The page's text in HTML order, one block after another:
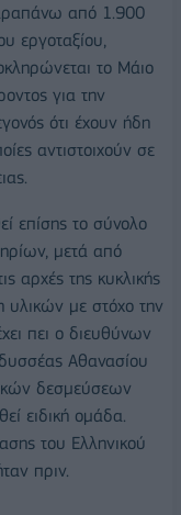
από 1.900
εργοταξίου,
το Μάιο
για την
ότι έχουν ήδη
αντιστοιχούν σε
επίσης το σύνολο
μετά από
αρχές της κυκλικής
υλικών με στόχο την
πει ο διευθύνων
Αθανασίου
δεσμεύσεων
ειδική ομάδα.
του Ελληνικού
πριν.